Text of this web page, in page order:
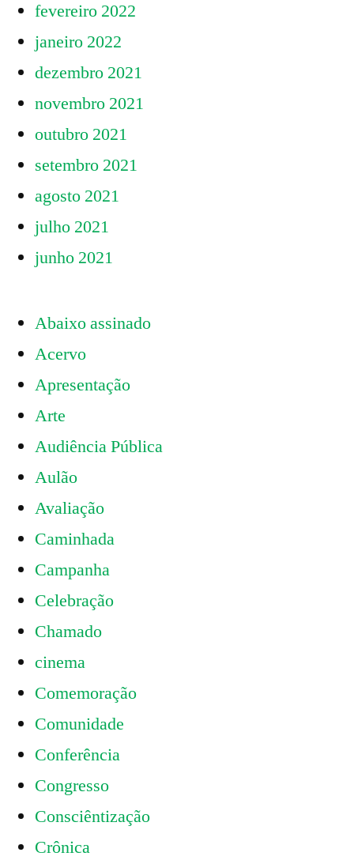
fevereiro 2022
janeiro 2022
dezembro 2021
novembro 2021
outubro 2021
setembro 2021
agosto 2021
julho 2021
junho 2021
Abaixo assinado
Acervo
Apresentação
Arte
Audiência Pública
Aulão
Avaliação
Caminhada
Campanha
Celebração
Chamado
cinema
Comemoração
Comunidade
Conferência
Congresso
Consciêntização
Crônica